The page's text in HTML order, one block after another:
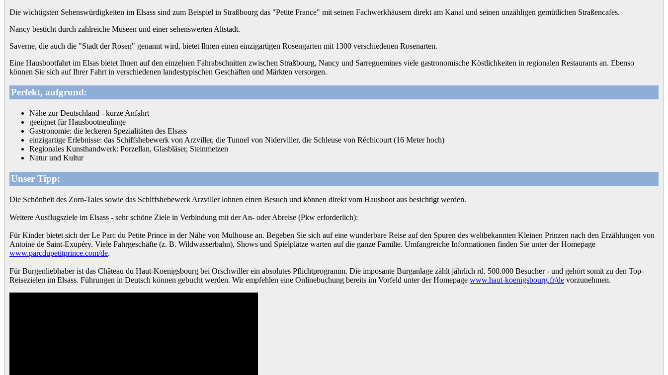
Die wichtigsten Sehenswürdigkeiten im Elsass sind zum Beispiel in Straßbourg das "Petite France" mit seinen Fachwerkhäusern direkt am Kanal und seinen unzähligen gemütlichen Straßencafes.
Nancy besticht durch zahlreiche Museen und einer sehenswerten Altstadt.
Saverne, die auch die "Stadt der Rosen" genannt wird, bietet Ihnen einen einzigartigen Rosengarten mit 1300 verschiedenen Rosenarten.
Eine Hausbootfahrt im Elsas bietet Ihnen auf den einzelnen Fahrabschnitten zwischen Straßbourg, Nancy und Sarreguemines viele gastronomische Köstlichkeiten in regionalen Restaurants an. Ebenso
können Sie sich auf Ihrer Fahrt in verschiedenen landestypischen Geschäften und Märkten versorgen.
Perfekt, aufgrund:
Nähe zur Deutschland - kurze Anfahrt
geeignet für Hausbootneulinge
Gastronomie: die leckeren Spezialitäten des Elsass
einzigartige Erlebnisse: das Schiffshebewerk von Arzviller, die Tunnel von Niderviller, die Schleuse von Réchicourt (16 Meter hoch)
Regionales Kunsthandwerk: Porzellan, Glasbläser, Steinmetzen
Natur und Kultur
Unser Tipp:
Die Schönheit des Zorn-Tales sowie das Schiffshebewerk Arzviller lohnen einen Besuch und können direkt vom Hausboot aus besichtigt werden.
Weitere Ausflugsziele im Elsass - sehr schöne Ziele in Verbindung mit der An- oder Abreise (Pkw erforderlich):
Für Kinder bietet sich der Le Parc du Petite Prince in der Nähe von Mulhouse an. Begeben Sie sich auf eine wunderbare Reise auf den Spuren des weltbekannten Kleinen Prinzen nach den Erzählungen von
Antoine de Saint-Exupéry. Viele Fahrgeschäfte (z. B. Wildwasserbahn), Shows und Spielplätze warten auf die ganze Familie. Umfangreiche Informationen finden Sie unter der Homepage
www.parcdupetitprince.com/de.
Für Burgenliebhaber ist das Château du Haut-Koenigsbourg bei Orschwiller ein absolutes Pflichtprogramm. Die imposante Burganlage zählt jährlich rd. 500.000 Besucher - und gehört somit zu den Top-
Reisezielen im Elsass. Führungen in Deutsch können gebucht werden. Wir empfehlen eine Onlinebuchung bereits im Vorfeld unter der Homepage www.haut-koenigsbourg.fr/de vorzunehmen.